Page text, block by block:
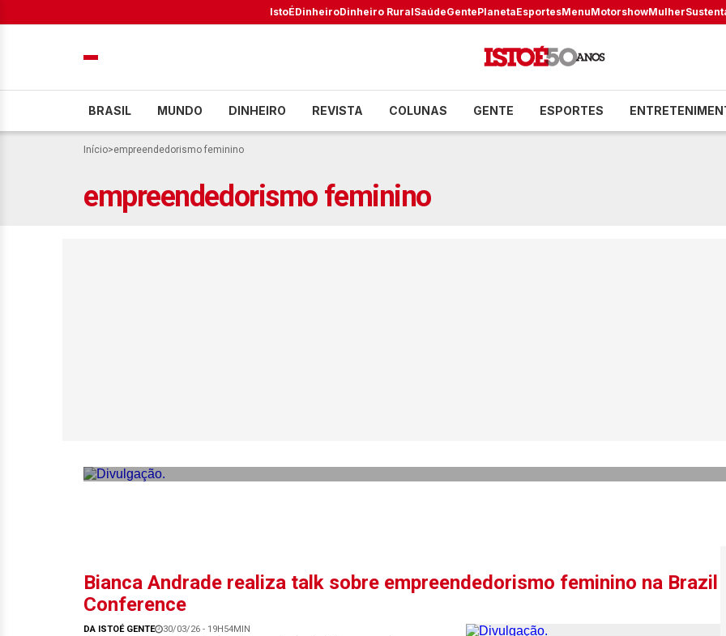
IstoÉDinheiroDinheiro RuralSaúdeGentePlanetaEsportesMenuMotorshowMulher
BRASIL MUNDO DINHEIRO REVISTA COLUNAS GENTE ESPORTES
Início>empreendedorismo feminino
empreendedorismo feminino
Bianca Andrade realiza talk sobre empreendedorismo feminino na Brazil
Conference
DA ISTOÉ GENTE 30/03/26 - 19H54MIN